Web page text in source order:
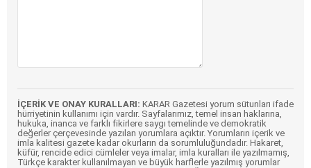
İÇERİK VE ONAY KURALLARI: KARAR Gazetesi yorum sütunları ifade
hürriyetinin kullanımı için vardır. Sayfalarımız, temel insan haklarına,
hukuka, inanca ve farklı fikirlere saygı temelinde ve demokratik
değerler çerçevesinde yazılan yorumlara açıktır. Yorumların içerik ve
imla kalitesi gazete kadar okurların da sorumluluğundadır. Hakaret,
küfür, rencide edici cümleler veya imalar, imla kuralları ile yazılmamış,
Türkçe karakter kullanılmayan ve büyük harflerle yazılmış yorumlar